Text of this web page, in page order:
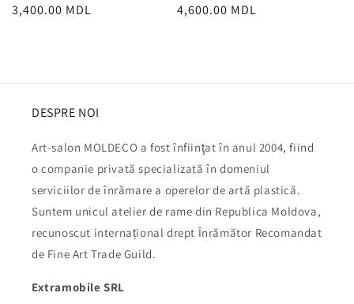
Preț
3,400.00 MDL
Preț
4,600.00 MDL
DESPRE NOI
Art-salon MOLDECO a fost înfiinţat în anul 2004, fiind
o companie privată specializată în domeniul
serviciilor de înrămare a operelor de artă plastică.
Suntem unicul atelier de rame din Republica Moldova,
recunoscut internațional drept Înrămător Recomandat
de Fine Art Trade Guild.
Extramobile SRL